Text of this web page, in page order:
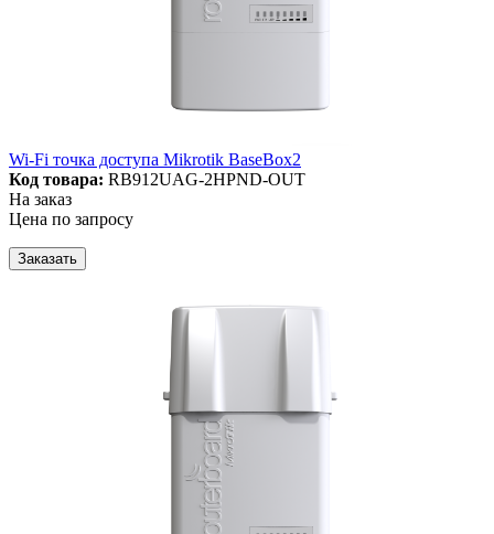
Wi-Fi точка доступа Mikrotik BaseBox2
Код товара: RB912UAG-2HPND-OUT
На заказ
Цена по запросу
Заказать